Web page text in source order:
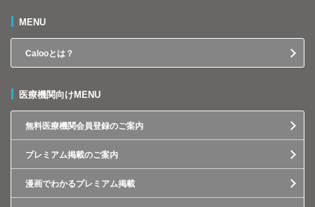
MENU
Calooとは？
医療機関向けMENU
無料医療機関会員登録のご案内
プレミアム掲載のご案内
漫画でわかるプレミアム掲載